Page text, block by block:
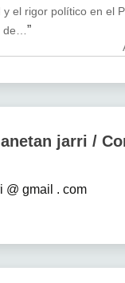
y el rigor político en el
de…”
jarri /
@ gmail . com